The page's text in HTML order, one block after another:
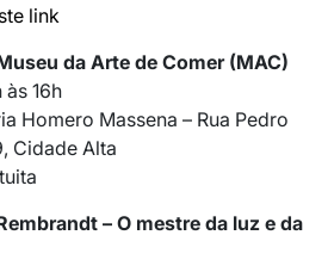
link
da Arte de Comer (MAC)
às 16h
Homero Massena – Rua Pedro
Cidade Alta
– O mestre da luz e da